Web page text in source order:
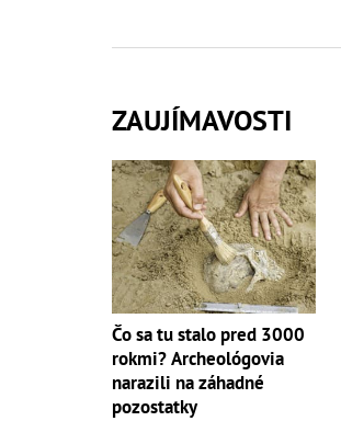
ZAUJÍMAVOSTI
Čo sa tu stalo pred 3000
rokmi? Archeológovia
narazili na záhadné
pozostatky